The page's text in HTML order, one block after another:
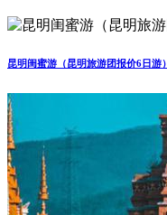
昆明闺蜜游（昆明旅游团报价6日游）